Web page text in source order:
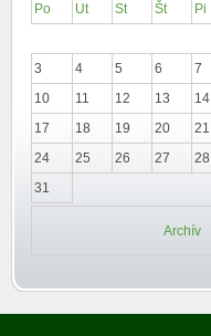
Po Ut St Št Pi
3
4 5 6 7
10
11 12 13 14
17
18 19 20 21
24
25 26 27 28
31
Archív